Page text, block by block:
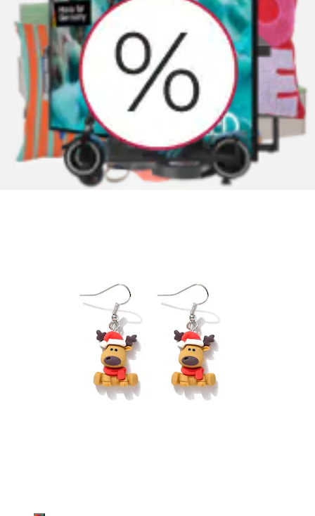
Paar Ohrhänger »Weihnachtsschmuck Ohrringe
Ohrhänger Renntier aus Acryl«...
Adelia´s
Aktueller Preis